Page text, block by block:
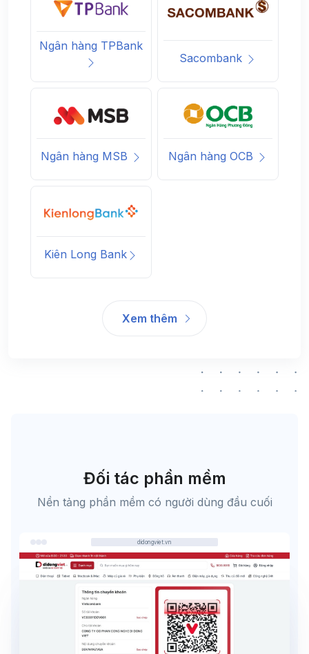
Ngân hàng TPBank
Sacombank
Ngân hàng MSB Ngân hàng OCB
Kiên Long Bank
Xem thêm
Đối tác phần mềm
Nền tảng phần mềm có người dùng đầu cuối
didongviet.vn